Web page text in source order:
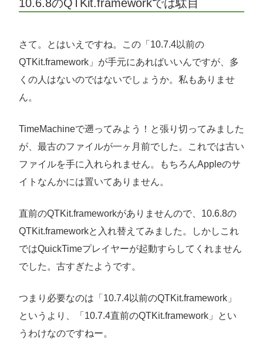
10.6.8のQTKit.frameworkでは駄目
さて。とはいえですね。この「10.7.4以前の
QTKit.framework」が手元にあればいいんですが、多
くの人はないのではないでしょうか。私もありませ
ん。
TimeMachineで遡ってみよう！と張り切ってみました
が、最古のファイルが一ヶ月前でした。これでは古い
ファイルを手に入れられません。もちろんAppleのサ
イトなんかには置いてありません。
直前のQTKit.frameworkがありませんので、10.6.8の
QTKit.frameworkと入れ替えてみました。しかしこれ
ではQuickTimeプレイヤーが起動すらしてくれません
でした。古すぎたようです。
つまり必要なのは「10.7.4以前のQTKit.framework」
というより、「10.7.4直前のQTKit.framework」とい
うわけなのですねー。